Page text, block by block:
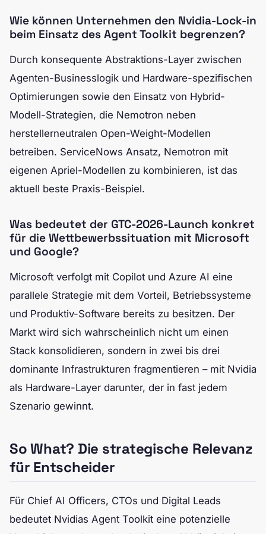
Wie können Unternehmen den Nvidia-Lock-in
beim Einsatz des Agent Toolkit begrenzen?
Durch konsequente Abstraktions-Layer zwischen
Agenten-Businesslogik und Hardware-spezifischen
Optimierungen sowie den Einsatz von Hybrid-
Modell-Strategien, die Nemotron neben
herstellerneutralen Open-Weight-Modellen
betreiben. ServiceNows Ansatz, Nemotron mit
eigenen Apriel-Modellen zu kombinieren, ist das
aktuell beste Praxis-Beispiel.
Was bedeutet der GTC-2026-Launch konkret
für die Wettbewerbssituation mit Microsoft
und Google?
Microsoft verfolgt mit Copilot und Azure AI eine
parallele Strategie mit dem Vorteil, Betriebssysteme
und Produktiv-Software bereits zu besitzen. Der
Markt wird sich wahrscheinlich nicht um einen
Stack konsolidieren, sondern in zwei bis drei
dominante Infrastrukturen fragmentieren – mit Nvidia
als Hardware-Layer darunter, der in fast jedem
Szenario gewinnt.
So What? Die strategische Relevanz
für Entscheider
Für Chief AI Officers, CTOs und Digital Leads
bedeutet Nvidias Agent Toolkit eine potenzielle